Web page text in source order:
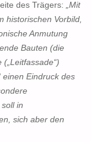
des Trägers: „Mit
historischen Vorbild,
Anmutung
Bauten (die
einen Eindruck des
in
sich aber den